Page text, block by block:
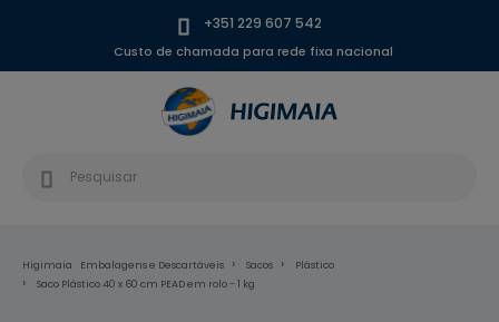
+351 229 607 542
Custo de chamada para rede fixa nacional
Higimaia Embalagens e Descartáveis Sacos
Plástico
Saco Plástico 40 x 60 cm PEAD em rolo - 1 kg